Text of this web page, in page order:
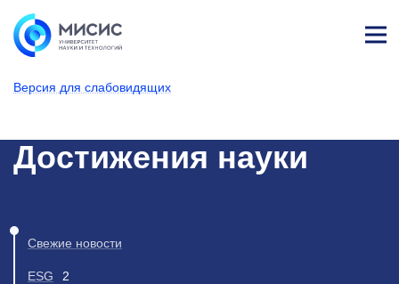
Версия для слабовидящих
т
Достижения науки
Свежие новости
ESG 2